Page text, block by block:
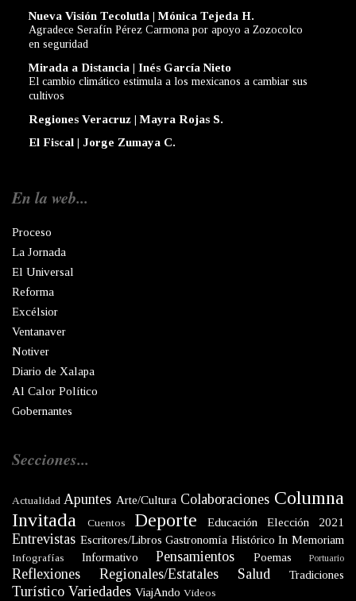
Nueva Visión Tecolutla | Mónica Tejeda H.
Agradece Serafín Pérez Carmona por apoyo a Zozocolco
en seguridad
Mirada a Distancia | Inés García Nieto
El cambio climático estimula a los mexicanos a cambiar sus
cultivos
Regiones Veracruz | Mayra Rojas S.
El Fiscal | Jorge Zumaya C.
En la web...
Proceso
La Jornada
El Universal
Reforma
Excélsior
Ventanaver
Notiver
Diario de Xalapa
Al Calor Político
Gobernantes
Secciones...
Actualidad Apuntes Arte/Cultura Colaboraciones Columna
Invitada
Cuentos Deporte Educación Elección 2021
Entrevistas Escritores/Libros Gastronomía Histórico In Memoriam
Infografías Informativo Pensamientos Poemas Portuario
Reflexiones Regionales/Estatales Salud Tradiciones
Turístico Variedades ViajAndo Videos